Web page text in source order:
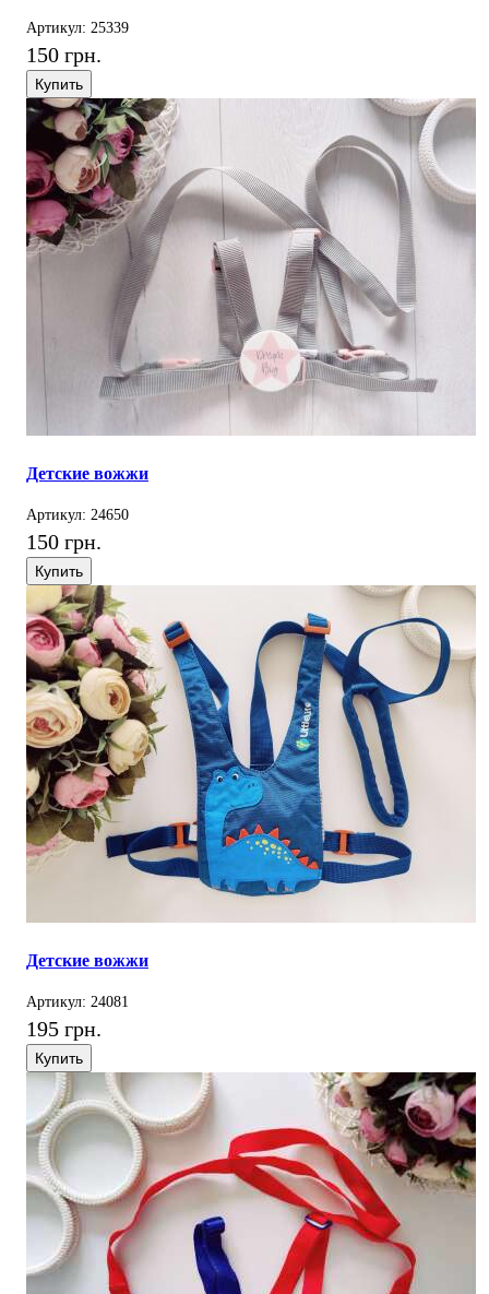
Артикул: 25339
150 грн.
Купить
Детские вожжи
Артикул: 24650
150 грн.
Купить
Детские вожжи
Артикул: 24081
195 грн.
Купить